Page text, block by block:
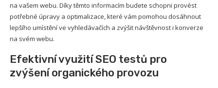
na vašem webu. Díky těmto informacím budete schopni provést
potřebné úpravy a optimalizace, které vám pomohou dosáhnout
lepšího umístění ve vyhledávačích a zvýšit návštěvnost i konverze
na svém webu.
Efektivní využití SEO testů pro
zvýšení organického provozu